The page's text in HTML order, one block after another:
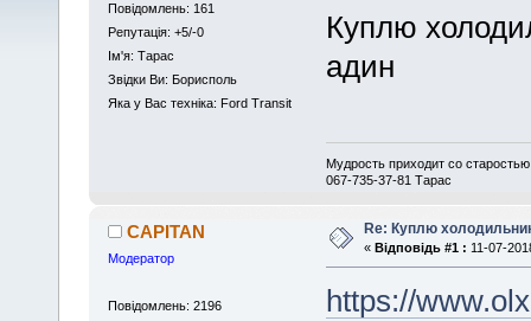
Повідомлень: 161
Репутація: +5/-0
Iм'я: Тарас
Звідки Ви: Борисполь
Яка у Вас техніка: Ford Transit
Куплю
адин
Мудрость приходит со
067-735-37-81 Тарас
CAPITAN
Модератор
Повідомлень: 2196
Re: Куплю
« Відповідь #1 : 11-07-
https://